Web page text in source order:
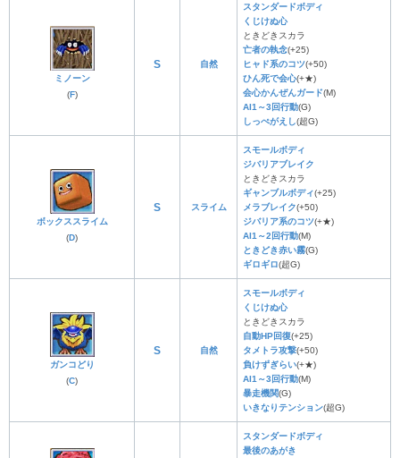
ミノーン
(F)
S 自然
スタンダードボディ
くじけぬ心
ときどきスカラ
亡者の執念(+25)
ヒャド系のコツ(+50)
ひん死で会心(+★)
会心かんぜんガード(M)
AI1～3回行動(G)
しっぺがえし(超G)
ボックススライム
(D)
S スライム
スモールボディ
ジバリアブレイク
ときどきスカラ
ギャンブルボディ(+25)
メラブレイク(+50)
ジバリア系のコツ(+★)
AI1～2回行動(M)
ときどき赤い霧(G)
ギロギロ(超G)
ガンコどり
(C)
S 自然
スモールボディ
くじけぬ心
ときどきスカラ
自動HP回復(+25)
タメトラ攻撃(+50)
負けずぎらい(+★)
AI1～3回行動(M)
暴走機関(G)
いきなりテンション(超G)
スタンダードボディ
最後のあがき